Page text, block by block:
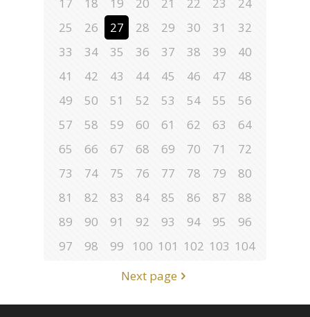
25
26 27 28 29 30 31
32
33
34 35 36 37 38 39
40
41
42 43 44 45 46 47
48
49
50 51 52 53 54 55
56
57
58 59 60 61 62 63
64
65
66 67 68 69 70 71
72
73
74 75 76 77 78 79
80
81
82 83 84 85 86 87
88
89
90 91 92 93 94 95
96
97
98 99 100 101 102 103 104
Next page